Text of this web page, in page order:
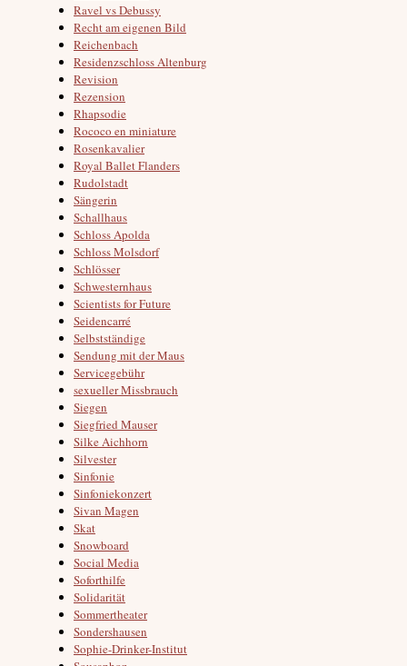
Ravel vs Debussy
Recht am eigenen Bild
Reichenbach
Residenzschloss Altenburg
Revision
Rezension
Rhapsodie
Rococo en miniature
Rosenkavalier
Royal Ballet Flanders
Rudolstadt
Sängerin
Schallhaus
Schloss Apolda
Schloss Molsdorf
Schlösser
Schwesternhaus
Scientists for Future
Seidencarré
Selbstständige
Sendung mit der Maus
Servicegebühr
sexueller Missbrauch
Siegen
Siegfried Mauser
Silke Aichhorn
Silvester
Sinfonie
Sinfoniekonzert
Sivan Magen
Skat
Snowboard
Social Media
Soforthilfe
Solidarität
Sommertheater
Sondershausen
Sophie-Drinker-Institut